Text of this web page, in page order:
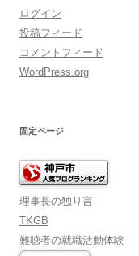
ログイン
投稿フィード
コメントフィード
WordPress.org
固定ページ
理事長の独り言
TKGB
難聴者の就職活動体験